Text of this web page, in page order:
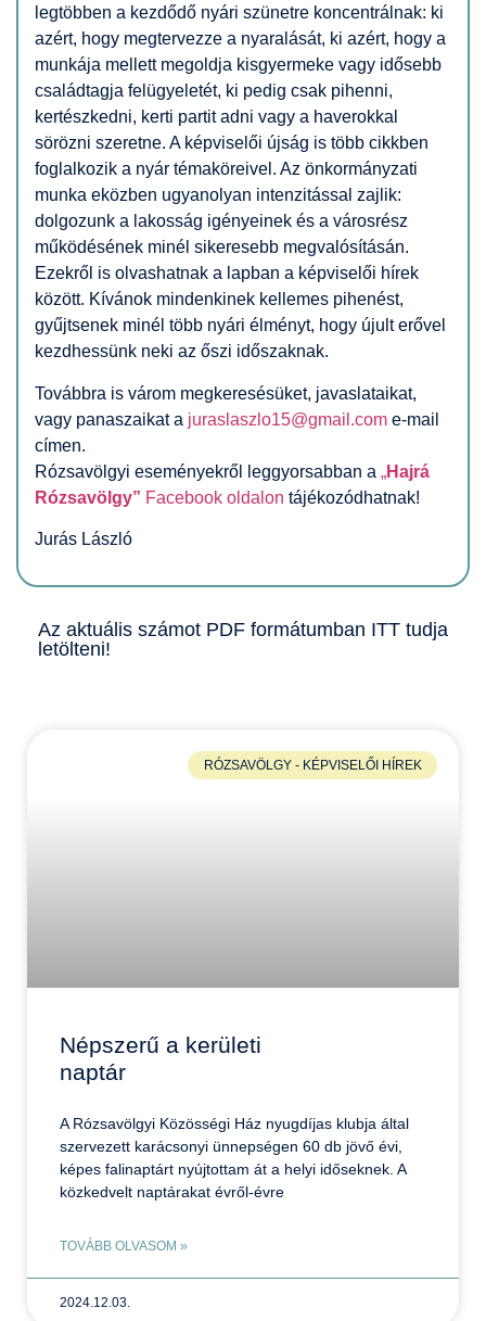
legtöbben a kezdődő nyári szünetre koncentrálnak: ki
azért, hogy megtervezze a nyaralását, ki azért, hogy a
munkája mellett megoldja kisgyermeke vagy idősebb
családtagja felügyeletét, ki pedig csak pihenni,
kertészkedni, kerti partit adni vagy a haverokkal
sörözni szeretne. A képviselői újság is több cikkben
foglalkozik a nyár témaköreivel. Az önkormányzati
munka eközben ugyanolyan intenzitással zajlik:
dolgozunk a lakosság igényeinek és a városrész
működésének minél sikeresebb megvalósításán.
Ezekről is olvashatnak a lapban a képviselői hírek
között. Kívánok mindenkinek kellemes pihenést,
gyűjtsenek minél több nyári élményt, hogy újult erővel
kezdhessünk neki az őszi időszaknak.
Továbbra is várom megkeresésüket, javaslataikat,
vagy panaszaikat a juraslaszlo15@gmail.com e-mail
címen.
Rózsavölgyi eseményekről
eggyorsabban a „Hajrá
Rózsavölgy” Facebook oldalon tájékozódhatnak!
Jurás László
Az aktuális számot PDF formátumban ITT tudja
letölteni!
RÓZSAVÖLGY - KÉPVISELŐI HÍREK
Népszerű a kerületi
naptár
A Rózsavölgyi Közösségi Ház nyugdíjas klubja által
szervezett karácsonyi ünnepségen 60 db jövő évi,
képes falinaptárt nyújtottam át a helyi időseknek. A
közkedvelt naptárakat évről-évre
TOVÁBB OLVASOM »
2024.12.03.